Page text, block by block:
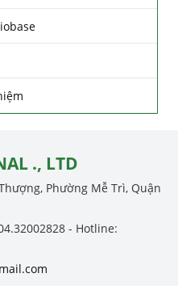
., LTD
Phường Mễ Trì, Quận
- Hotline: